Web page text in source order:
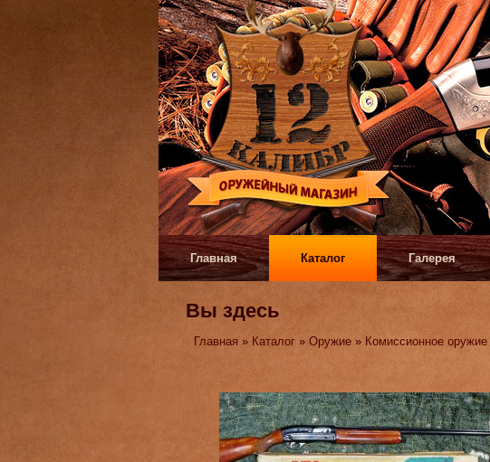
Главная Каталог Галерея
Вы здесь
Главная » Каталог »Оружие » Комиссионное оружие